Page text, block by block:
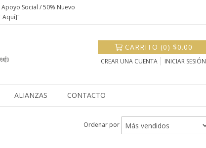
Social / 50% Nuevo
Aquí]"
CARRITO (0) $0.00
CREAR UNA CUENTA INICIAR SESIÓN
ALIANZAS CONTACTO
Ordenar por